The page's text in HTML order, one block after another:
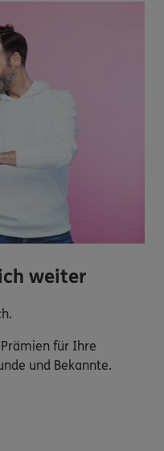
weiter
für Ihre
und Bekannte.